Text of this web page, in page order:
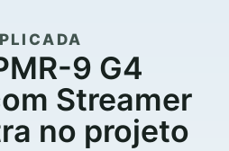
9 G4
Streamer
no projeto